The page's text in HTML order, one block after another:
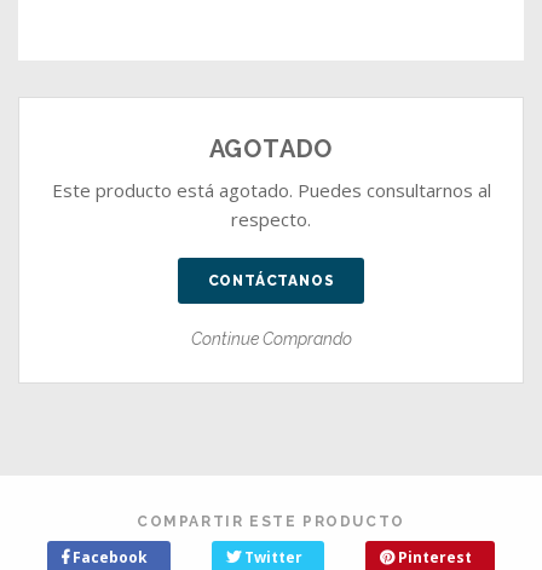
AGOTADO
Este producto está agotado. Puedes consultarnos al
respecto.
CONTÁCTANOS
Continue Comprando
COMPARTIR ESTE PRODUCTO
Facebook Twitter Pinterest